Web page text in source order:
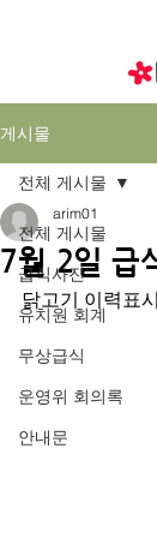
게시물
전체 게시물
급식사진
유치원 회계
무상급식
운영위 회의록
안내문
전체 게시물
7월 2일 급
arim01
닭고기 이력표